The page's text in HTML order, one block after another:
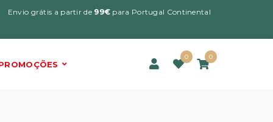
Envio grátis a partir de 99€ para Portugal Continental
0 0